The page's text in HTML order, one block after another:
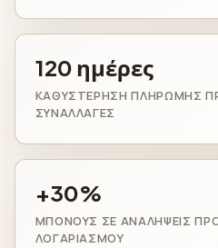
120 ημέρες
ΚΑΘΥΣΤΈΡΗΣΗ ΠΛΗΡΩΜΉΣ
ΣΥΝΑΛΛΑΓΈΣ
+30%
ΜΠΌΝΟΥΣ ΣΕ ΑΝΑΛΉΨΕΙΣ
ΛΟΓΑΡΙΑΣΜΟΎ